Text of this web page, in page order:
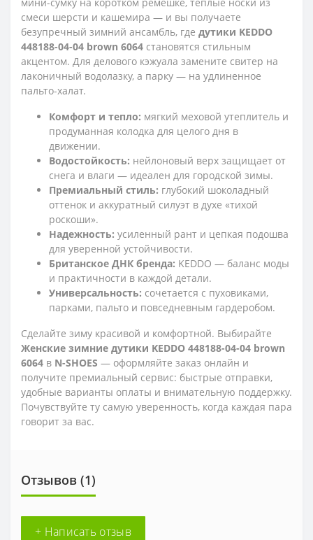
смеси шерсти и кашемира — и вы получаете
безупречный зимний ансамбль, где дутики KEDDO
448188-04-04 brown 6064 становятся стильным
акцентом. Для делового кэжуала замените свитер на
лаконичный водолазку, а парку — на удлиненное
пальто-халат.
Комфорт и тепло: мягкий меховой утеплитель и
продуманная колодка для целого дня в
движении.
Водостойкость: нейлоновый верх защищает от
снега и влаги — идеален для городской зимы.
Премиальный стиль: глубокий шоколадный
оттенок и аккуратный силуэт в духе «тихой
роскоши».
Надежность: усиленный рант и цепкая подошва
для уверенной устойчивости.
Британское ДНК бренда: KEDDO — баланс моды
и практичности в каждой детали.
Универсальность: сочетается с пуховиками,
парками, пальто и повседневным гардеробом.
Сделайте зиму красивой и комфортной. Выбирайте
Женские зимние дутики KEDDO 448188-04-04 brown
6064 в N-SHOES — оформляйте заказ онлайн и
получите премиальный сервис: быстрые отправки,
удобные варианты оплаты и внимательную поддержку.
Почувствуйте ту самую уверенность, когда каждая пара
говорит за вас.
Отзывов (1)
+ Написать отзыв